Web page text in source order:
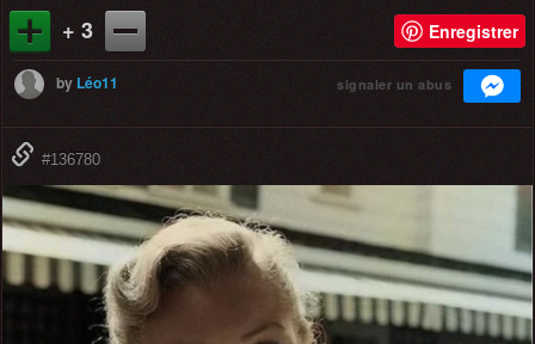
+ 3 Enregistrer
by Léo11 signaler un abus
#136780